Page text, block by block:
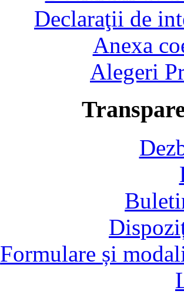
Declaraţii de
Anexa
Alegeri
Formulare și